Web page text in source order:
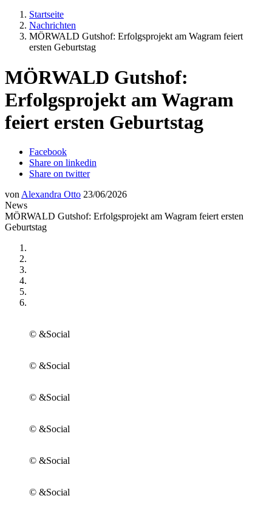
Startseite
Nachrichten
MÖRWALD Gutshof: Erfolgsprojekt am Wagram feiert
ersten Geburtstag
MÖRWALD Gutshof:
Erfolgsprojekt am Wagram
feiert ersten Geburtstag
Facebook
Share on linkedin
Share on twitter
von Alexandra Otto 23/06/2026
News
MÖRWALD Gutshof: Erfolgsprojekt am Wagram feiert ersten
Geburtstag
© &Social
© &Social
© &Social
© &Social
© &Social
© &Social